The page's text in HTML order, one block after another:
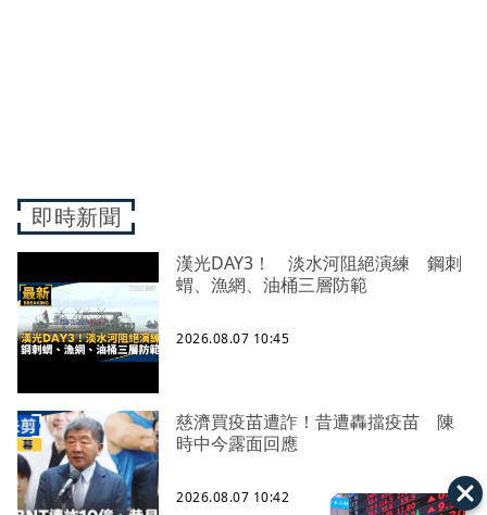
即時新聞
漢光DAY3！ 淡水河阻絕演練 鋼刺
蝟、漁網、油桶三層防範
2026.08.07 10:45
慈濟買疫苗遭詐！昔遭轟擋疫苗 陳
時中今露面回應
2026.08.07 10:42